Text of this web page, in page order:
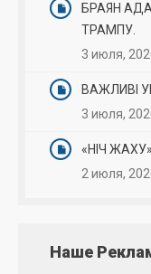
БРАЯН
ТРАМПУ.
3 июля,
ВАЖЛИВІ
3 июля,
«НІЧ
2 июля,
Наше